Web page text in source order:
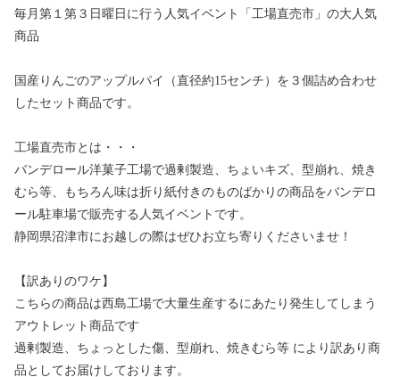
毎月第１第３日曜日に行う人気イベント「工場直売市」の大人気
商品
国産りんごのアップルパイ（直径約15センチ）を３個詰め合わせ
したセット商品です。
工場直売市とは・・・
バンデロール洋菓子工場で過剰製造、ちょいキズ、型崩れ、焼き
むら等、もちろん味は折り紙付きのものばかりの商品をバンデロ
ール駐車場で販売する人気イベントです。
静岡県沼津市にお越しの際はぜひお立ち寄りくださいませ！
【訳ありのワケ】
こちらの商品は西島工場で大量生産するにあたり発生してしまう
アウトレット商品です
過剰製造、ちょっとした傷、型崩れ、焼きむら等 により訳あり商
品としてお届けしております。